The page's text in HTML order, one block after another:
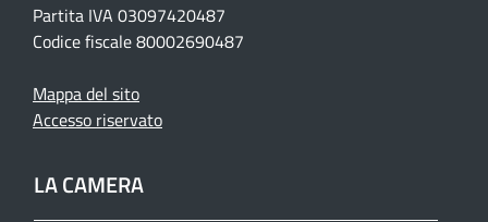
Partita IVA 03097420487
Codice fiscale 80002690487
Mappa del sito
Accesso riservato
LA CAMERA